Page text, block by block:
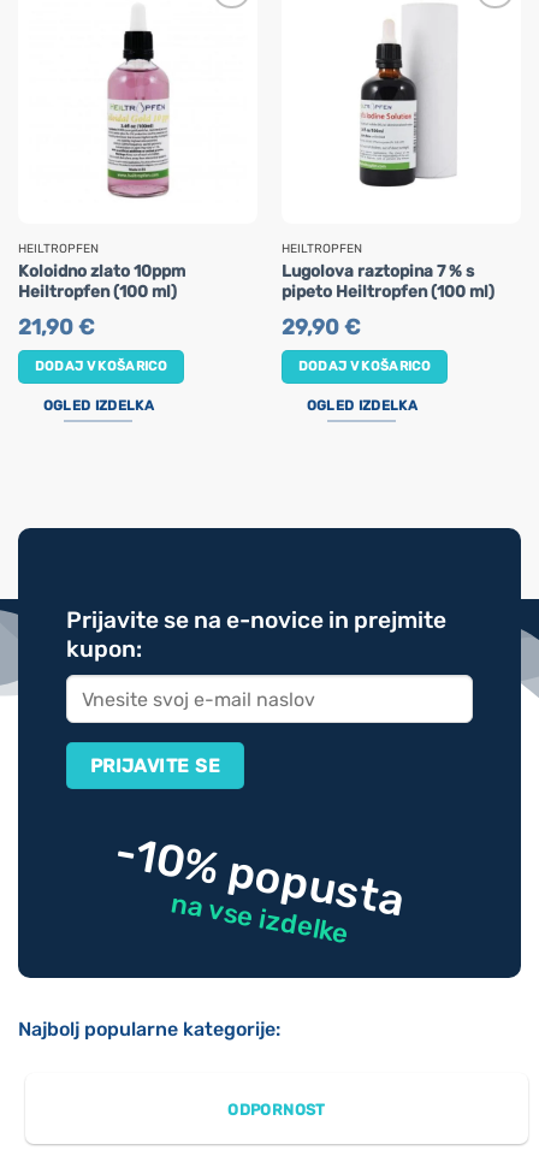
HEILTROPFEN
Koloidno zlato 10ppm
Heiltropfen (100 ml)
21,90€
DODAJ V KOŠARICO
OGLED IZDELKA
HEILTROPFEN
Lugolova raztopina 7 % s
pipeto Heiltropfen (100 ml)
29,90€
DODAJ V KOŠARICO
OGLED IZDELKA
Prijavite se na e-novice in prejmite
kupon:
-10% popusta
na vse izdelke
Najbolj popularne kategorije:
ODPORNOST